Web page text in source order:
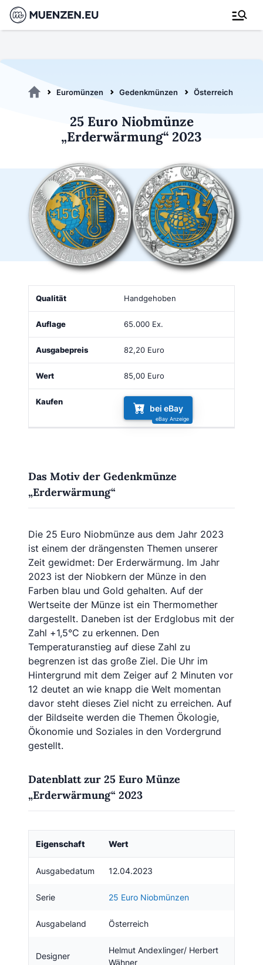
Euromünzen Gedenkmünzen Österreich 2023
25 Euro Niobmünze
„Erderwärmung“ 2023
Qualität Ausgabepreis
Handgehoben
65.000 Ex.
82,20 Euro
85,00 Euro
bei eBay
Das Motiv der Gedenkmünze
„Erderwärmung“
Die 25 Euro Niobmünze aus dem Jahr 2023
ist einem der drängensten Themen unserer
Zeit gewidmet: Der Erderwärmung. Im Jahr
2023 ist der Niobkern der Münze in den
Farben blau und Gold gehalten. Auf der
Wertseite der Münze ist ein Thermomether
dargestellt. Daneben ist der Erdglobus mit der
Zahl +1,5°C zu erkennen. Den
Temperaturanstieg auf diese Zahl zu
begrenzen ist das große Ziel. Die Uhr im
Hintergrund mit dem Zeiger auf 2 Minuten vor
12 deutet an wie knapp die Welt momentan
davor steht dieses Ziel nicht zu erreichen. Auf
der Bildseite werden die Themen Ökologie,
Ökonomie und Soziales in den Vordergrund
gestellt.
Datenblatt zur 25 Euro Münze
„Erderwärmung“ 2023
Eigenschaft Wert
Ausgabedatum 12.04.2023
Serie 25 Euro Niobmünzen
Ausgabeland Österreich
Designer
Helmut Andexlinger/ Herbert
Wähner